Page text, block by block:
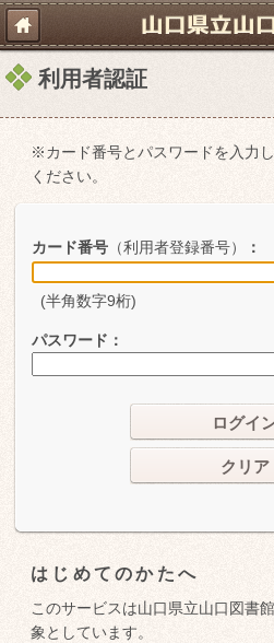
利用者認証
※カード番号とパスワードを入力
ください。
カード番号 （利用者登録番号） ：
(半角数字9桁)
パスワード ：
ログイ
クリア
はじめてのかたへ
このサービスは山口県立山口図書
象としています。